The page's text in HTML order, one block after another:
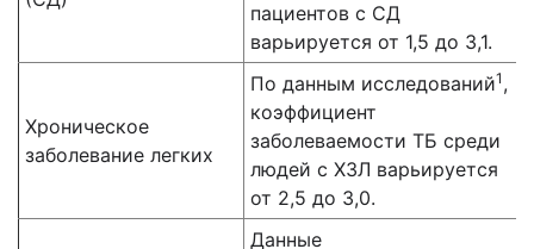
пациентов с СД
варьируется от 1,5 до 3,1.
Хроническое
заболевание легких
По данным исследований1 ,
коэффициент
заболеваемости ТБ среди
людей с ХЗЛ варьируется
от 2,5 до 3,0.
Данные